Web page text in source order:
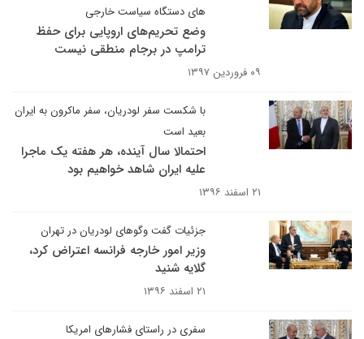
های دستگاه سیاست خارجی
وضع تحریم‌های اروپایی برای حفظ
ترامپ در برجام منطقی نیست
۰۹ فروردین ۱۳۹۷
با شکست سفر لودریان، سفر ماکرون به ایران
بعید است
احتمالا سال آینده، هر هفته یک ماجرا
علیه ایران شاهد خواهیم بود
۲۱ اسفند ۱۳۹۶
جزئیات گفت وگوهای لودریان در تهران
وزیر امور خارجه فرانسه اعتراض کرد،
گلایه شنید
۲۱ اسفند ۱۳۹۶
سفری در راستای فشارهای امریکا